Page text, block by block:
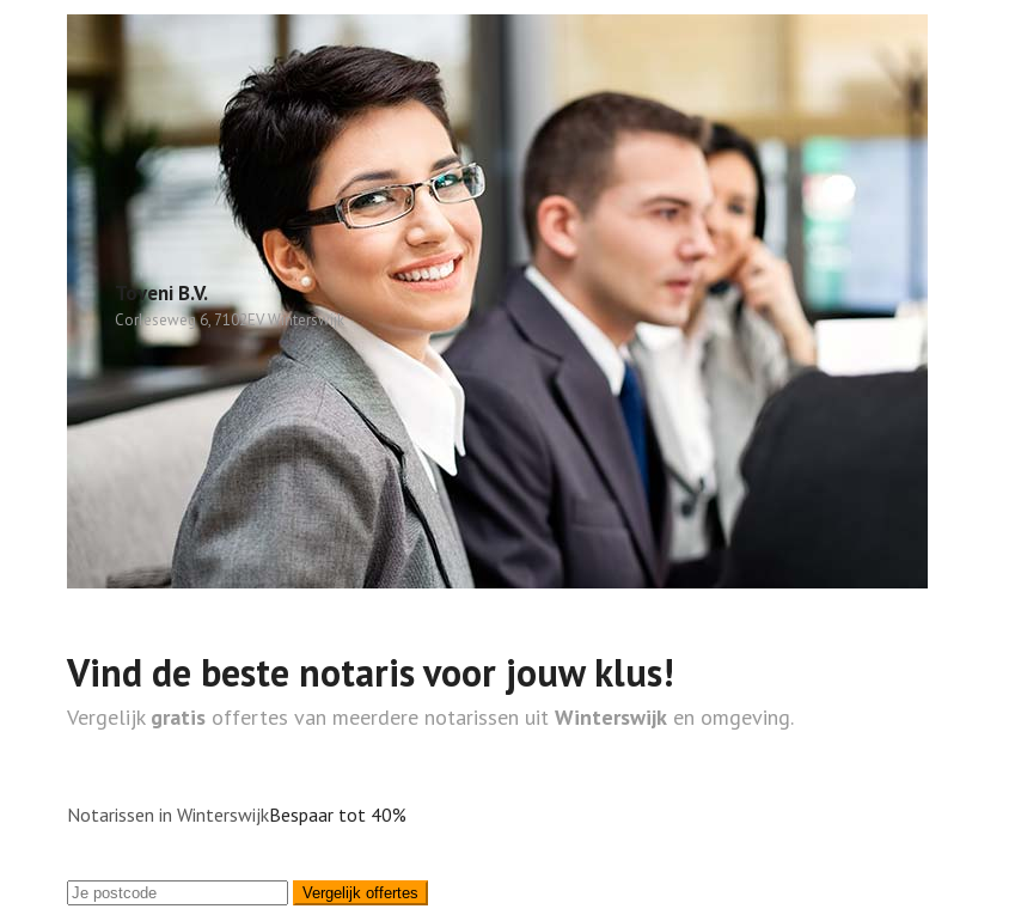
Toveni B.V.
Corleseweg 6, 7102EV Winterswijk
Vind de beste notaris voor jouw klus!
Vergelijk gratis offertes van meerdere notarissen uit Winterswijk en omgeving.
Notarissen in WinterswijkBespaar tot 40%
Vergelijk offertes